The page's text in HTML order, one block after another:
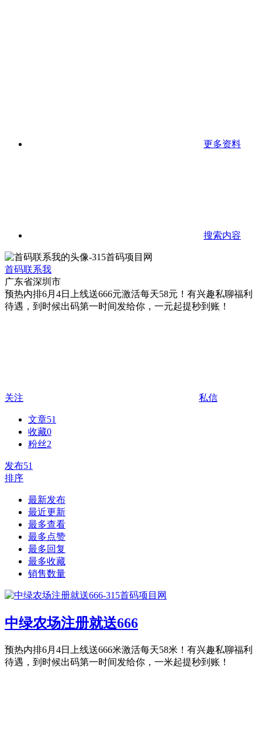
更多资料
搜索内容
首码联系我
广东省深圳市
预热内排6月4日上线送666元激活每天58元！有兴趣私聊​福利
待遇，到时候出码第一时间发给你，一元起提秒到账！
关注 私信
文章51
收藏0
粉丝2
发布51
排序
最新发布
最近更新
最多查看
最多点赞
最多回复
最多收藏
销售数量
中绿农场注册就送666
预热内排6月4日上线送666米激活每天58米！有兴趣私聊​福利
待遇，到时候出码第一时间发给你，一米起提秒到账！